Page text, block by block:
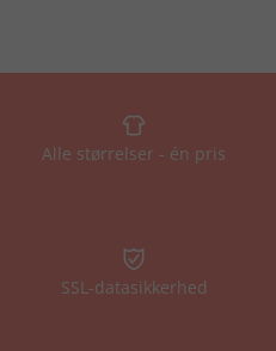
Alle størrelser - én pris
SSL-datasikkerhed